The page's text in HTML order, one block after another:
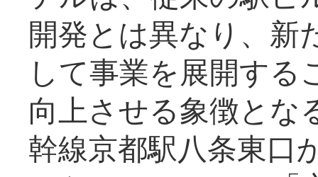
開発とは異なり、新
して事業を展開する
向上させる象徴とな
幹線京都駅八条東口